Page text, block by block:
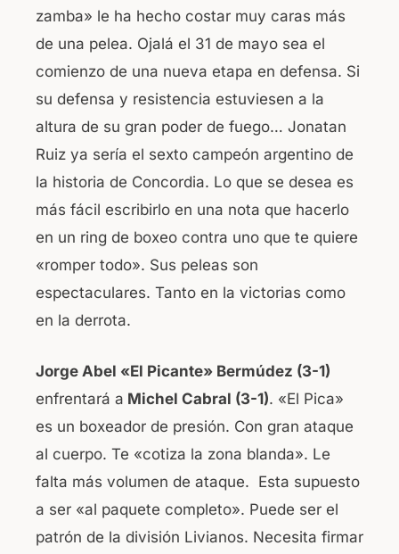
zamba» le ha hecho costar muy caras más
de una pelea. Ojalá el 31 de mayo sea el
comienzo de una nueva etapa en defensa. Si
su defensa y resistencia estuviesen a la
altura de su gran poder de fuego… Jonatan
Ruiz ya sería el sexto campeón argentino de
la historia de Concordia. Lo que se desea es
más fácil escribirlo en una nota que hacerlo
en un ring de boxeo contra uno que te quiere
«romper todo». Sus peleas son
espectaculares. Tanto en la victorias como
en la derrota.
Jorge Abel «El Picante» Bermúdez (3-1)
enfrentará a Michel Cabral (3-1). «El Pica»
es un boxeador de presión. Con gran ataque
al cuerpo. Te «cotiza la zona blanda». Le
falta más volumen de ataque. Esta supuesto
a ser «al paquete completo». Puede ser el
patrón de la división Livianos. Necesita firmar